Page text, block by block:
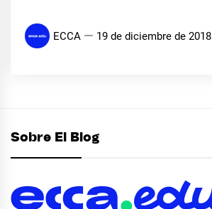
ECCA 19 de diciembre de 2018
Sobre El Blog